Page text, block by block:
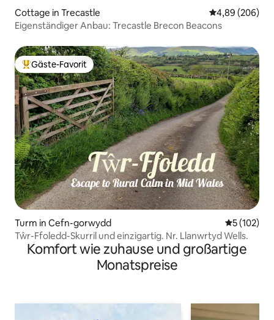
Cottage in Trecastle
4,89 (206)
Eigenständiger Anbau: Trecastle Brecon Beacons
Beliebter Gäste-Favorit.
Gäste-Favorit
Turm in Cefn-gorwydd
5 (102)
Tŵr-Ffoledd-Skurril und einzigartig. Nr. Llanwrtyd Wells.
Komfort wie zuhause und großartige
Monatspreise